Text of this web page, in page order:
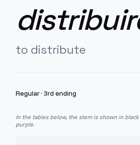
to distribute
Regular·3rd ending
In the tables below, the stem is shown in
purple.